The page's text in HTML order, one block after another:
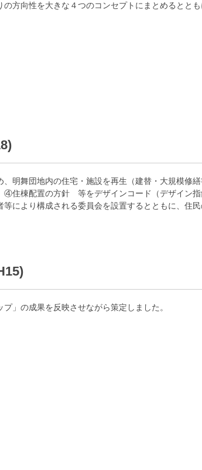
方向性を大きな４つのコンセプトにまとめるとと
明舞団地内の住宅・施設を再生（建替・大規模
棟配置の方針 等をデザインコード（デザイン指
により構成される委員会を設置するとともに、住
」の成果を反映させながら策定しました。